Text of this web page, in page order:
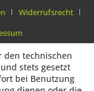
Widerrufsrecht
den technischen
stets gesetzt
bei Benutzung